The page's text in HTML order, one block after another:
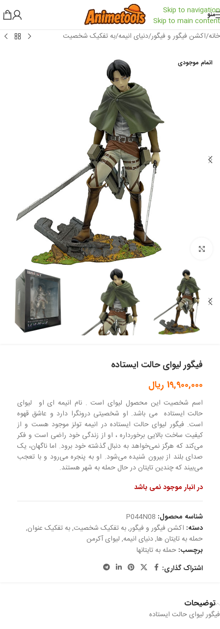
Skip to navigation
Skip to main content
منو
خانه/اکشن فیگور و فیگور/دنیای انیمه/به تفکیک شخصیت
اتمام موجودی
بزرگنمایی تصویر
فیگور لیوای حالت ایستاده
19,900,000 ریال
اسم شخصیت این محصول لیوای است . نام انیمه ای او لیوای
حالت ایستاده می باشد. او شخصیتی درونگرا دارد و عاشق قهوه
است. فیگور لیوای حالت ایستاده در انیمه تولز موجود هست و از
کیفیت ساخت بالایی برخورداره ، او از زندگی خود راضی است و فکر
می‌کند که هرگز نمی‌خواهد به دنبال گذشته خود برود. اما ناگهان، یک
صدای بلند از بیرون شنیده می‌شود. او به پنجره می‌رود و با تعجب
می‌بیند که چندین تایتان در حال حمله به شهر هستند.
در انبار موجود نمی باشد
شناسه محصول: P044N08
دسته: اکشن فیگور و فیگور,به تفکیک شخصیت,به تفکیک عنوان,
حمله به تایتان ها,دنیای انیمه, لیوای آکرمن
برچسب: حمله به تایتانها
اشتراک گذاری:
توضیحات
فیگور لیوای حالت ایستاده